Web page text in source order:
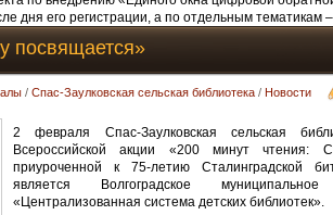
дня его регистрации, а по отдельным тематикам
посвящается»
/Спас-Заулковская сельская библиотека /Новости
2 февраля Спас-Заулковская сельская
Всероссийской акции «200 минут чтения:
приуроченной к 75-летию Сталинградской
является Волгоградское
«Централизованная система детских библиотек».